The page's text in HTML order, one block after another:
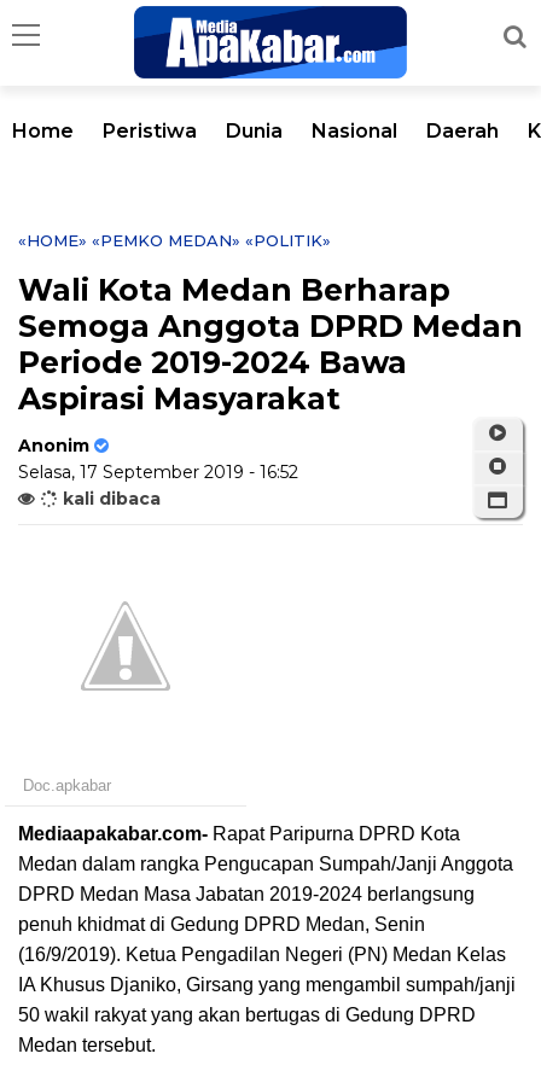
Home Peristiwa Dunia Nasional Daerah
«HOME» «PEMKO MEDAN» «POLITIK»
Wali Kota Medan Berharap
Semoga Anggota DPRD Medan
Periode 2019-2024 Bawa
Aspirasi Masyarakat
Anonim
Selasa, 17 September 2019 - 16:52
kali dibaca
Doc.apkabar
Mediaapakabar.com- Rapat Paripurna DPRD Kota
Medan dalam rangka Pengucapan Sumpah/Janji Anggota
DPRD Medan Masa Jabatan 2019-2024 berlangsung
penuh khidmat di Gedung DPRD Medan, Senin
(16/9/2019). Ketua Pengadilan Negeri (PN) Medan Kelas
IA Khusus Djaniko, Girsang yang mengambil sumpah/janji
50 wakil rakyat yang akan bertugas di Gedung DPRD
Medan tersebut.